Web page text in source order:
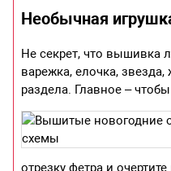
Необычная
Не секрет, что вышивка
варежка, елочка,
раздела. Главное –
отрезку фетра и